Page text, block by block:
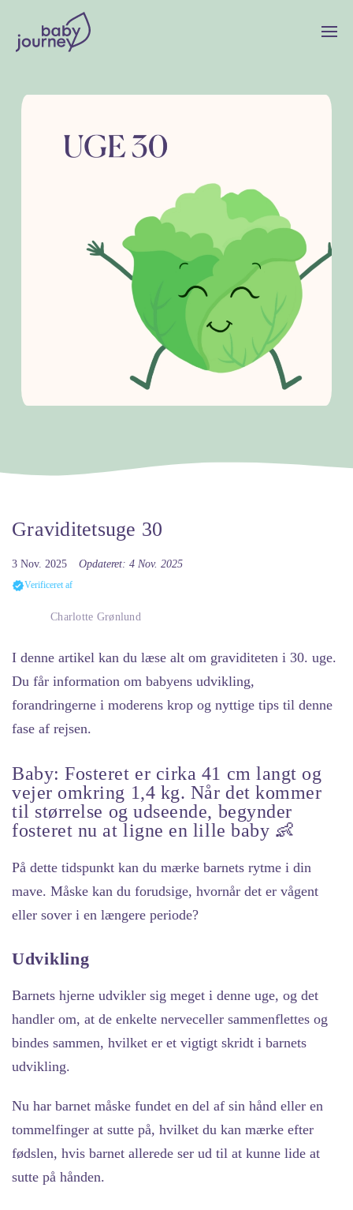
Graviditetsuge 30
3 Nov. 2025 Opdateret: 4 Nov. 2025
Verificeret af
Charlotte Grønlund
I denne artikel kan du læse alt om graviditeten i 30. uge.
Du får information om babyens udvikling,
forandringerne i moderens krop og nyttige tips til denne
fase af rejsen.
Baby: Fosteret er cirka 41 cm langt og
vejer omkring 1,4 kg. Når det kommer
til størrelse og udseende, begynder
fosteret nu at ligne en lille baby 👶
På dette tidspunkt kan du mærke barnets rytme i din
mave. Måske kan du forudsige, hvornår det er vågent
eller sover i en længere periode?
Udvikling
Barnets hjerne udvikler sig meget i denne uge, og det
handler om, at de enkelte nerveceller sammenflettes og
bindes sammen, hvilket er et vigtigt skridt i barnets
udvikling.
Nu har barnet måske fundet en del af sin hånd eller en
tommelfinger at sutte på, hvilket du kan mærke efter
fødslen, hvis barnet allerede ser ud til at kunne lide at
sutte på hånden.